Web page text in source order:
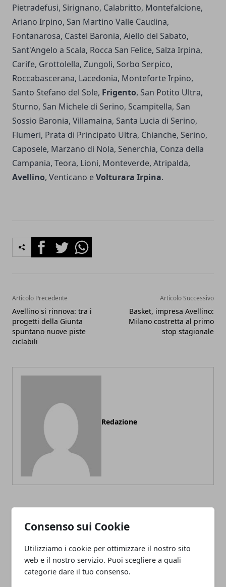
Consenso sui Cookie
Utilizziamo i cookie per ottimizzare il nostro sito
web e il nostro servizio. Puoi scegliere a quali
categorie dare il tuo consenso.
Pietradefusi, Sirignano, Calabritto, Montefalcione,
Ariano Irpino, San Martino Valle Caudina,
Fontanarosa, Castel Baronia, Aiello del Sabato,
Sant'Angelo a Scala, Rocca San Felice, Salza Irpina,
Carife, Grottolella, Zungoli, Sorbo Serpico,
Roccabascerana, Lacedonia, Monteforte Irpino,
Santo Stefano del Sole, Frigento, San Potito Ultra,
Sturno, San Michele di Serino, Scampitella, San
Sossio Baronia, Villamaina, Santa Lucia di Serino,
Flumeri, Prata di Principato Ultra, Chianche, Serino,
Caposele, Marzano di Nola, Senerchia, Conza della
Campania, Teora, Lioni, Monteverde, Atripalda,
Avellino, Venticano eVolturara Irpina.
FacebookTwitterWhatsapp
Articolo Precedente
Avellino si rinnova: tra i
progetti della Giunta
spuntano nuove piste
ciclabili
Articolo Successivo
Basket, impresa Avellino:
Milano costretta al primo
stop stagionale
Redazione